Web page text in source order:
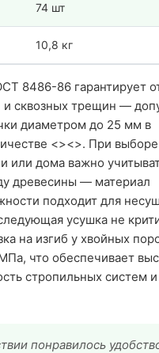
74 шт
10,8 кг
8486-86 гарантирует
и сквозных трещин —
диаметром до 25 мм в
<><>. При
или дома важно
древесины — материал
подходит для
усушка не
на изгиб у хвойных
что обеспечивает
стропильных систем и
понравилось